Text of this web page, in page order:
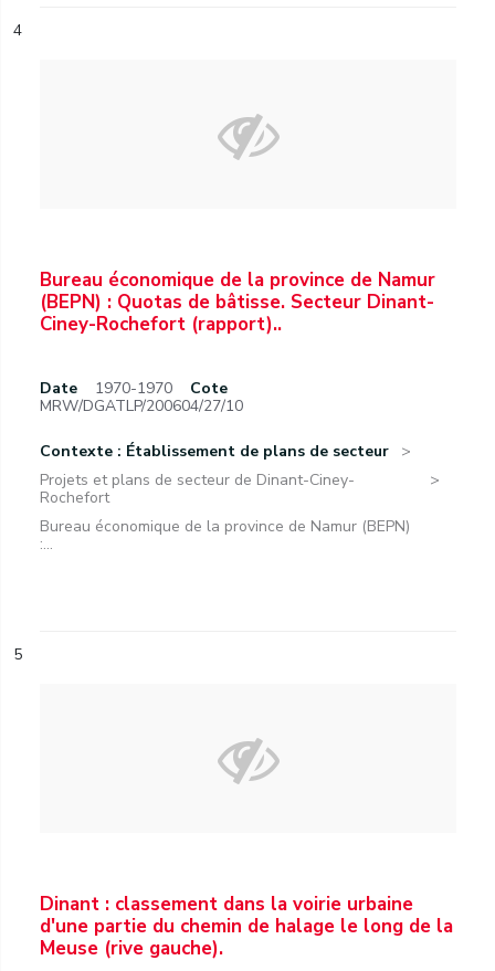
4
Bureau économique de la province de Namur
(BEPN) : Quotas de bâtisse. Secteur Dinant-
Ciney-Rochefort (rapport)..
Date 1970-1970
Cote
MRW/DGATLP/200604/27/10
Contexte : Établissement de plans de secteur
Projets et plans de secteur de Dinant-Ciney-
Rochefort
Bureau économique de la province de Namur (BEPN)
:...
5
Dinant : classement dans la voirie urbaine
d'une partie du chemin de halage le long de la
Meuse (rive gauche).